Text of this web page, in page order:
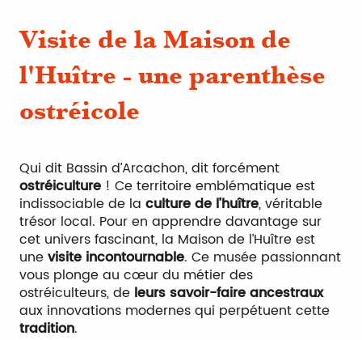
Visite de la Maison de
l'Huître - une parenthèse
ostréicole
Qui dit Bassin d’Arcachon, dit forcément
ostréiculture ! Ce territoire emblématique est
indissociable de la culture de l’huître, véritable
trésor local. Pour en apprendre davantage sur
cet univers fascinant, la Maison de l’Huître est
unevisite incontournable. Ce musée passionnant
vous plonge au cœur du métier des
ostréiculteurs, de leurs savoir-faire ancestraux
aux innovations modernes qui perpétuent cette
tradition.